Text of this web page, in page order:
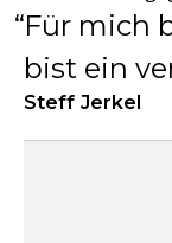
Für mich
bist ein
Steff Jerkel